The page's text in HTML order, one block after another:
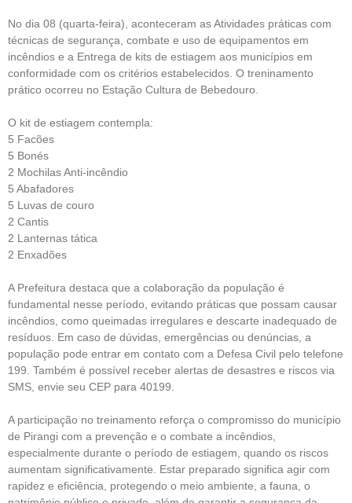
No dia 08 (quarta-feira), aconteceram as Atividades práticas com
técnicas de segurança, combate e uso de equipamentos em
incêndios e a Entrega de kits de estiagem aos municípios em
conformidade com os critérios estabelecidos. O treninamento
prático ocorreu no Estação Cultura de Bebedouro.
O kit de estiagem contempla:
5 Facões
5 Bonés
2 Mochilas Anti-incêndio
5 Abafadores
5 Luvas de couro
2 Cantis
2 Lanternas tática
2 Enxadões
A Prefeitura destaca que a colaboração da população é
fundamental nesse período, evitando práticas que possam causar
incêndios, como queimadas irregulares e descarte inadequado de
resíduos. Em caso de dúvidas, emergências ou denúncias, a
população pode entrar em contato com a Defesa Civil pelo telefone
199. Também é possível receber alertas de desastres e riscos via
SMS, envie seu CEP para 40199.
A participação no treinamento reforça o compromisso do município
de Pirangi com a prevenção e o combate a incêndios,
especialmente durante o período de estiagem, quando os riscos
aumentam significativamente. Estar preparado significa agir com
rapidez e eficiência, protegendo o meio ambiente, a fauna, o